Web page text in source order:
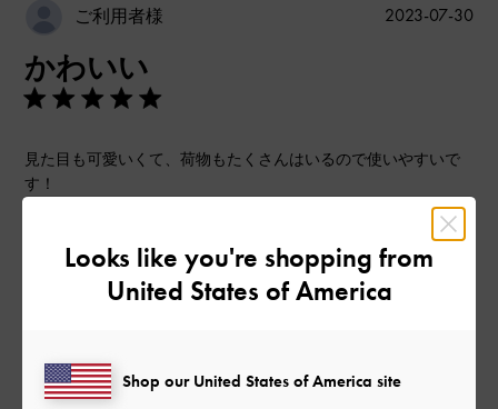
ご利用者様
かわいい
見た目も可愛いくて、荷物もたくさんはいるので使いやすいで
す！
デザイン
公
2023-07-30
Looks like you're shopping from
United States of America
Shop our United States of America site